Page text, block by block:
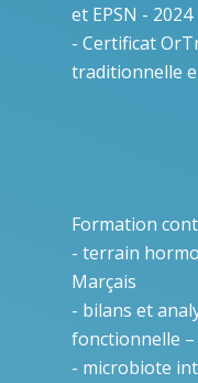
et EPSN - 2024
- Certificat
Formation
- terrain
Marçais
- bilans et
fonctionnelle –
- microbiote